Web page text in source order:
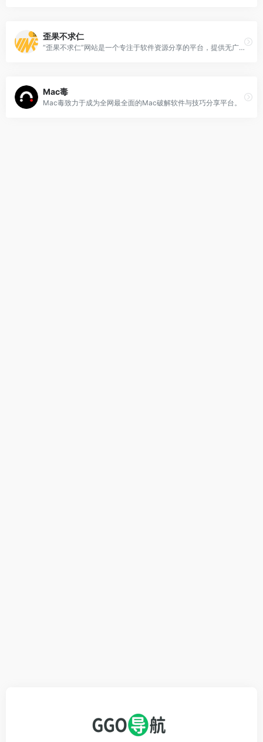
歪果不求仁
“歪果不求仁”网站是一个专注于软件资源分享的平台，提供无广告、无病毒、无捆绑的高效软件下载服务
Mac毒
Mac毒致力于成为全网最全面的Mac破解软件与技巧分享平台。